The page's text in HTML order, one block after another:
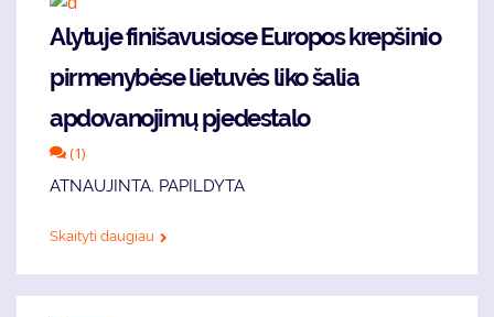
Alytuje finišavusiose Europos krepšinio
pirmenybėse lietuvės liko šalia
apdovanojimų pjedestalo
(1)
ATNAUJINTA. PAPILDYTA
Skaityti daugiau